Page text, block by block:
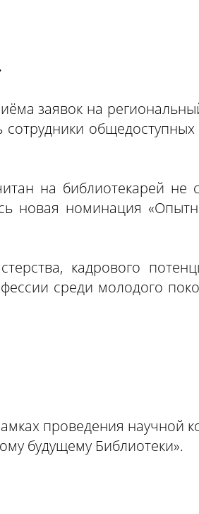
заявок на
на библиотекарей
новая номинация
кадрового
среди молодого
проведения научной
будущему Библиотеки».